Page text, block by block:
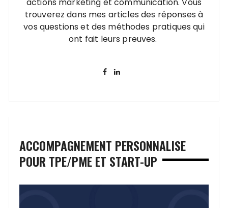
actions marketing et communication. Vous
trouverez dans mes articles des réponses à
vos questions et des méthodes pratiques qui
ont fait leurs preuves.
ACCOMPAGNEMENT PERSONNALISE
POUR TPE/PME ET START-UP